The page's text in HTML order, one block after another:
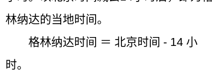
林纳达的当地时间。
格林纳达时间 ＝ 北京时间 - 14 小
时。